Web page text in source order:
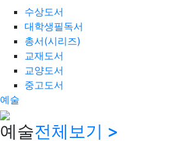
수상도서
대학생필독서
총서(시리즈)
교재도서
교양도서
중고도서
예술
예술전체보기 >